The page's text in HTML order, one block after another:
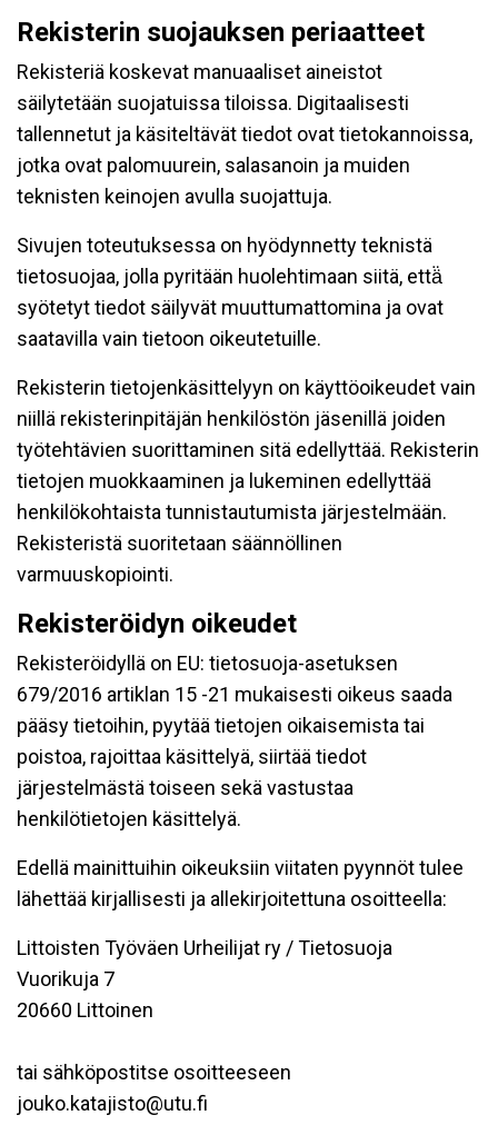
Rekisterin suojauksen periaatteet
Rekisteriä koskevat manuaaliset aineistot
säilytetään suojatuissa tiloissa. Digitaalisesti
tallennetut ja käsiteltävät tiedot ovat tietokannoissa,
jotka ovat palomuurein, salasanoin ja muiden
teknisten keinojen avulla suojattuja.
Sivujen toteutuksessa on hyödynnetty teknistä
tietosuojaa, jolla pyritään huolehtimaan siitä, että̈
syötetyt tiedot säilyvät muuttumattomina ja ovat
saatavilla vain tietoon oikeutetuille.
Rekisterin tietojenkäsittelyyn on käyttöoikeudet vain
niillä rekisterinpitäjän henkilöstön jäsenillä joiden
työtehtävien suorittaminen sitä edellyttää. Rekisterin
tietojen muokkaaminen ja lukeminen edellyttää
henkilökohtaista tunnistautumista järjestelmään.
Rekisteristä suoritetaan säännöllinen
varmuuskopiointi.
Rekisteröidyn oikeudet
Rekisteröidyllä on EU: tietosuoja-asetuksen
679/2016 artiklan 15 -21 mukaisesti oikeus saada
pääsy tietoihin, pyytää tietojen oikaisemista tai
poistoa, rajoittaa käsittelyä, siirtää tiedot
järjestelmästä toiseen sekä vastustaa
henkilötietojen käsittelyä.
Edellä mainittuihin oikeuksiin viitaten pyynnöt tulee
lähettää kirjallisesti ja allekirjoitettuna osoitteella:
Littoisten Työväen Urheilijat ry / Tietosuoja
Vuorikuja 7
20660 Littoinen
tai sähköpostitse osoitteeseen
jouko.katajisto@utu.fi